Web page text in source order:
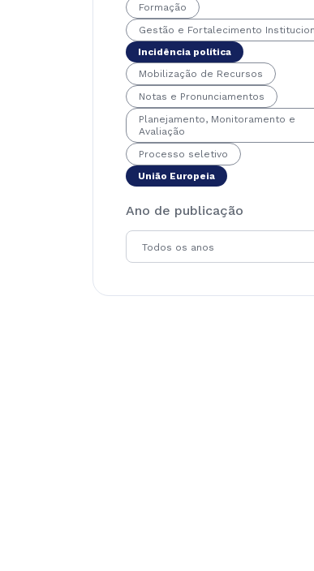
Formação
Gestão e Fortalecimento
Incidência política
Mobilização de Recursos
Notas e Pronunciamentos
Planejamento, Monitoramento e
Avaliação
Processo seletivo
União Europeia
Ano de publicação